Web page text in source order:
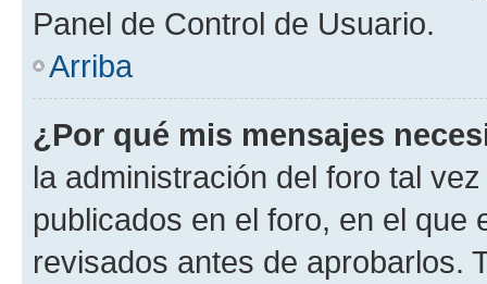
Panel de Control de Usuario.
Arriba
¿Por qué mis mensajes
la administración del foro tal
publicados en el foro, en el
revisados antes de aprobarlos.